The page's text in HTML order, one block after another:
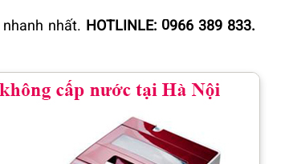
nhất. HOTLINLE: 0966 389 833.